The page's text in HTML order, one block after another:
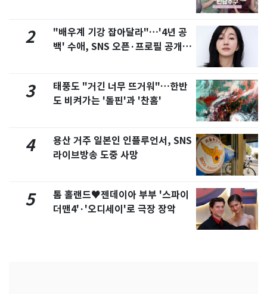
2
"배우계 기강 잡아달라"…'4년 공
백' 수애, SNS 오픈·프로필 공개
3
태풍도 "거긴 너무 뜨거워"…한반
도 비켜가는 '돌핀'과 '찬홈'
4
용산 거주 일본인 인플루언서, SNS
라이브방송 도중 사망
5
톰 홀랜드♥젠데이아 부부 '스파이
더맨4'·'오디세이'로 극장 장악